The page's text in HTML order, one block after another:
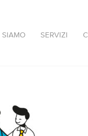
SIAMO SERVIZI